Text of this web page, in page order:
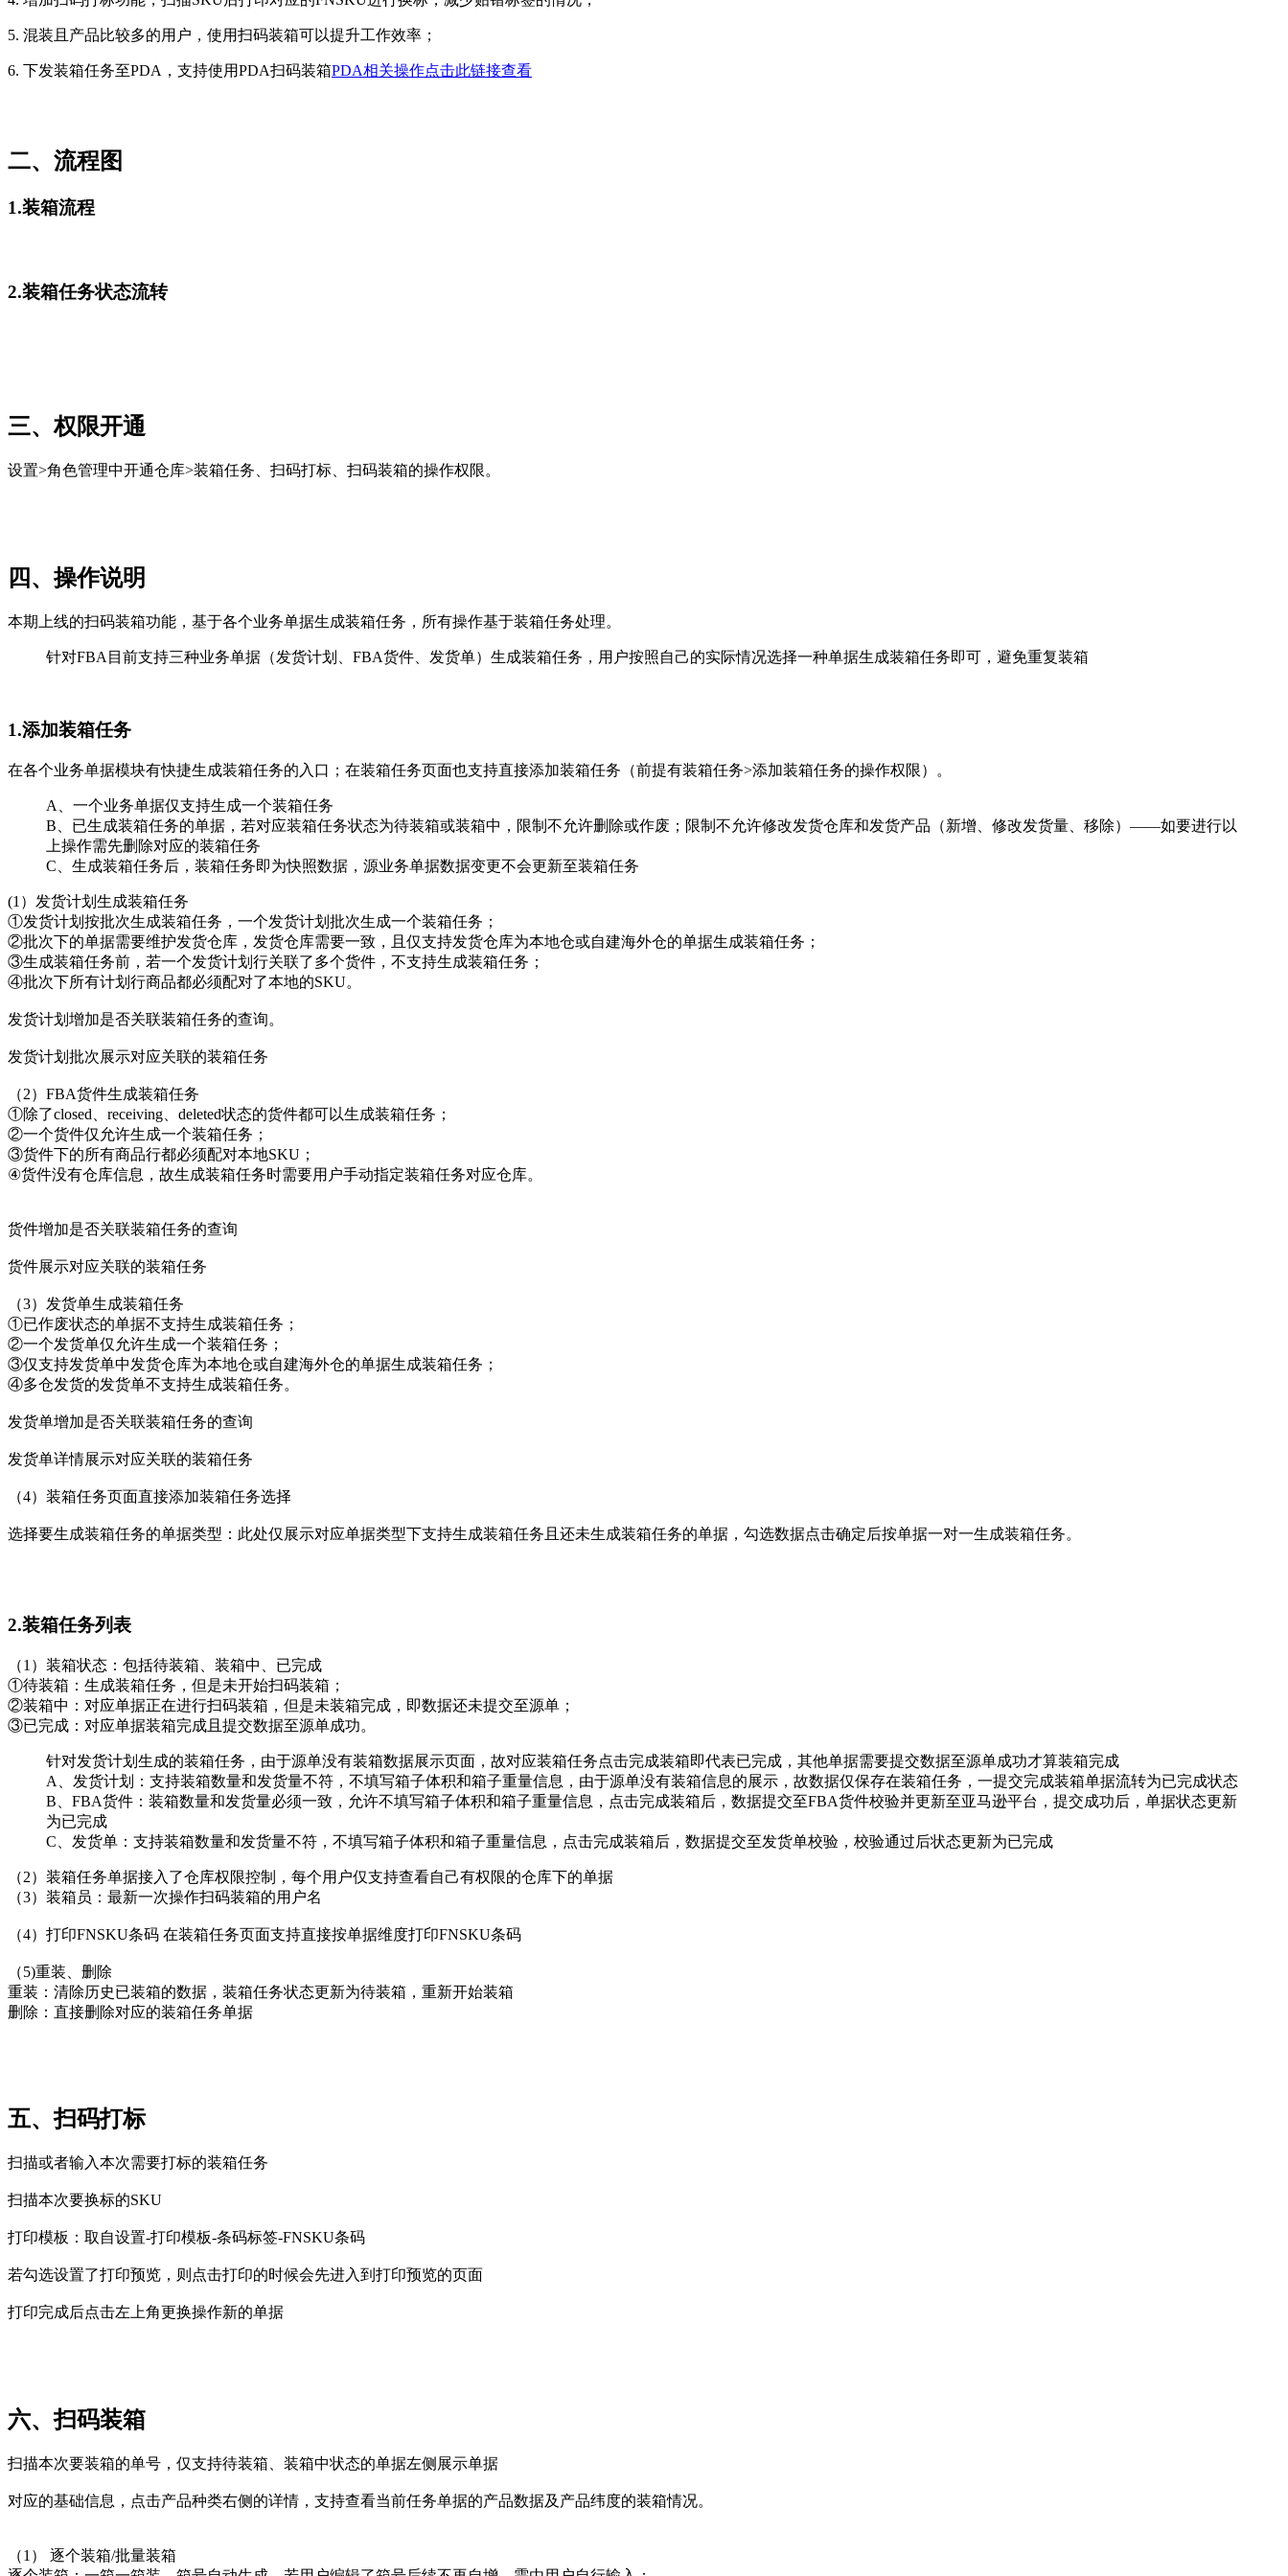
5. 混装且产品比较多的用户，使用扫码装箱可以提升工作效率；
6. 下发装箱任务至PDA，支持使用PDA扫码装箱PDA相关操作点击此链接查看
二、流程图
1.装箱流程
2.装箱任务状态流转
三、权限开通
设置>角色管理中开通仓库>装箱任务、扫码打标、扫码装箱的操作权限。
四、操作说明
本期上线的扫码装箱功能，基于各个业务单据生成装箱任务，所有操作基于装箱任务处理。
针对FBA目前支持三种业务单据（发货计划、FBA货件、发货单）生成装箱任务，用户按照自己的实际情况选择一种单据生成装箱任务即可，避免重复装箱
1.添加装箱任务
在各个业务单据模块有快捷生成装箱任务的入口；在装箱任务页面也支持直接添加装箱任务（前提有装箱任务>添加装箱任务的操作权限）。
A、一个业务单据仅支持生成一个装箱任务
B、已生成装箱任务的单据，若对应装箱任务状态为待装箱或装箱中，限制不允许删除或作废；限制不允许修改发货仓库和发货产品（新增、修改发货量、移除）——如要进行以
上操作需先删除对应的装箱任务
C、生成装箱任务后，装箱任务即为快照数据，源业务单据数据变更不会更新至装箱任务
(1）发货计划生成装箱任务
①发货计划按批次生成装箱任务，一个发货计划批次生成一个装箱任务；
②批次下的单据需要维护发货仓库，发货仓库需要一致，且仅支持发货仓库为本地仓或自建海外仓的单据生成装箱任务；
③生成装箱任务前，若一个发货计划行关联了多个货件，不支持生成装箱任务；
④批次下所有计划行商品都必须配对了本地的SKU。
发货计划增加是否关联装箱任务的查询。
发货计划批次展示对应关联的装箱任务
（2）FBA货件生成装箱任务
①除了closed、receiving、deleted状态的货件都可以生成装箱任务；
②一个货件仅允许生成一个装箱任务；
③货件下的所有商品行都必须配对本地SKU；
④货件没有仓库信息，故生成装箱任务时需要用户手动指定装箱任务对应仓库。
货件增加是否关联装箱任务的查询
货件展示对应关联的装箱任务
（3）发货单生成装箱任务
①已作废状态的单据不支持生成装箱任务；
②一个发货单仅允许生成一个装箱任务；
③仅支持发货单中发货仓库为本地仓或自建海外仓的单据生成装箱任务；
④多仓发货的发货单不支持生成装箱任务。
发货单增加是否关联装箱任务的查询
发货单详情展示对应关联的装箱任务
（4）装箱任务页面直接添加装箱任务选择
选择要生成装箱任务的单据类型：此处仅展示对应单据类型下支持生成装箱任务且还未生成装箱任务的单据，勾选数据点击确定后按单据一对一生成装箱任务。
2.装箱任务列表
（1）装箱状态：包括待装箱、装箱中、已完成
①待装箱：生成装箱任务，但是未开始扫码装箱；
②装箱中：对应单据正在进行扫码装箱，但是未装箱完成，即数据还未提交至源单；
③已完成：对应单据装箱完成且提交数据至源单成功。
针对发货计划生成的装箱任务，由于源单没有装箱数据展示页面，故对应装箱任务点击完成装箱即代表已完成，其他单据需要提交数据至源单成功才算装箱完成
A、发货计划：支持装箱数量和发货量不符，不填写箱子体积和箱子重量信息，由于源单没有装箱信息的展示，故数据仅保存在装箱任务，一提交完成装箱单据流转为已完成状态
B、FBA货件：装箱数量和发货量必须一致，允许不填写箱子体积和箱子重量信息，点击完成装箱后，数据提交至FBA货件校验并更新至亚马逊平台，提交成功后，单据状态更新
为已完成
C、发货单：支持装箱数量和发货量不符，不填写箱子体积和箱子重量信息，点击完成装箱后，数据提交至发货单校验，校验通过后状态更新为已完成
（2）装箱任务单据接入了仓库权限控制，每个用户仅支持查看自己有权限的仓库下的单据
（3）装箱员：最新一次操作扫码装箱的用户名
（4）打印FNSKU条码 在装箱任务页面支持直接按单据维度打印FNSKU条码
（5)重装、删除
重装：清除历史已装箱的数据，装箱任务状态更新为待装箱，重新开始装箱
删除：直接删除对应的装箱任务单据
五、扫码打标
扫描或者输入本次需要打标的装箱任务
扫描本次要换标的SKU
打印模板：取自设置-打印模板-条码标签-FNSKU条码
若勾选设置了打印预览，则点击打印的时候会先进入到打印预览的页面
打印完成后点击左上角更换操作新的单据
六、扫码装箱
扫描本次要装箱的单号，仅支持待装箱、装箱中状态的单据左侧展示单据
对应的基础信息，点击产品种类右侧的详情，支持查看当前任务单据的产品数据及产品纬度的装箱情况。
（1） 逐个装箱/批量装箱